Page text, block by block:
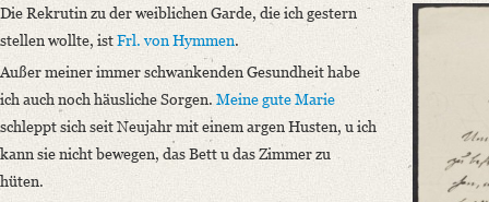
Manuscript
Provider: Weimar, Klassik Stiftung Weimar, Goethe- und Schiller-
Classification Number: GSA 96/3650
Incipit: „[1] Gnädige Frau,
Um eine kleine mir sehr schmeichelhafte Wißbegierde zu
Language
Die Rekrutin zu der weiblichen Garde, die ich gestern
stellen wollte, istFrl. von Hymmen.
Außer meiner immer schwankenden Gesundheit habe
ich auch noch häusliche Sorgen. Meine gute Marie
schleppt sich seit Neujahr mit einem argen Husten, u ich
kann sie nicht bewegen, das Bett u das Zimmer zu
hüten.